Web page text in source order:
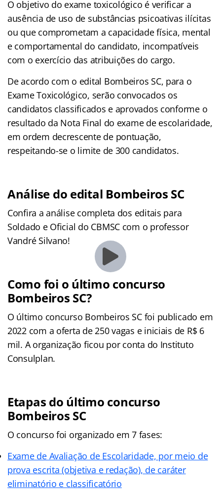
O objetivo do exame toxicológico é verificar a
ausência de uso de substâncias psicoativas ilícitas
ou que comprometam a capacidade física, mental
e comportamental do candidato, incompatíveis
com o exercício das atribuições do cargo.
De acordo com o edital Bombeiros SC, para o
Exame Toxicológico, serão convocados os
candidatos classificados e aprovados conforme o
resultado da Nota Final do exame de escolaridade,
em ordem decrescente de pontuação,
respeitando-se o limite de 300 candidatos.
Análise do edital Bombeiros SC
Confira a análise completa dos editais para
Soldado e Oficial do CBMSC com o professor
Vandré Silvano!
Como foi o último concurso
Bombeiros SC?
O último concurso Bombeiros SC foi publicado em
2022 com a oferta de 250 vagas e iniciais de R$ 6
mil. A organização ficou por conta do Instituto
Consulplan.
Etapas do último concurso
Bombeiros SC
O concurso foi organizado em 7 fases:
Exame de Avaliação de Escolaridade, por meio de
prova escrita (objetiva e redação), de caráter
eliminatório e classificatório